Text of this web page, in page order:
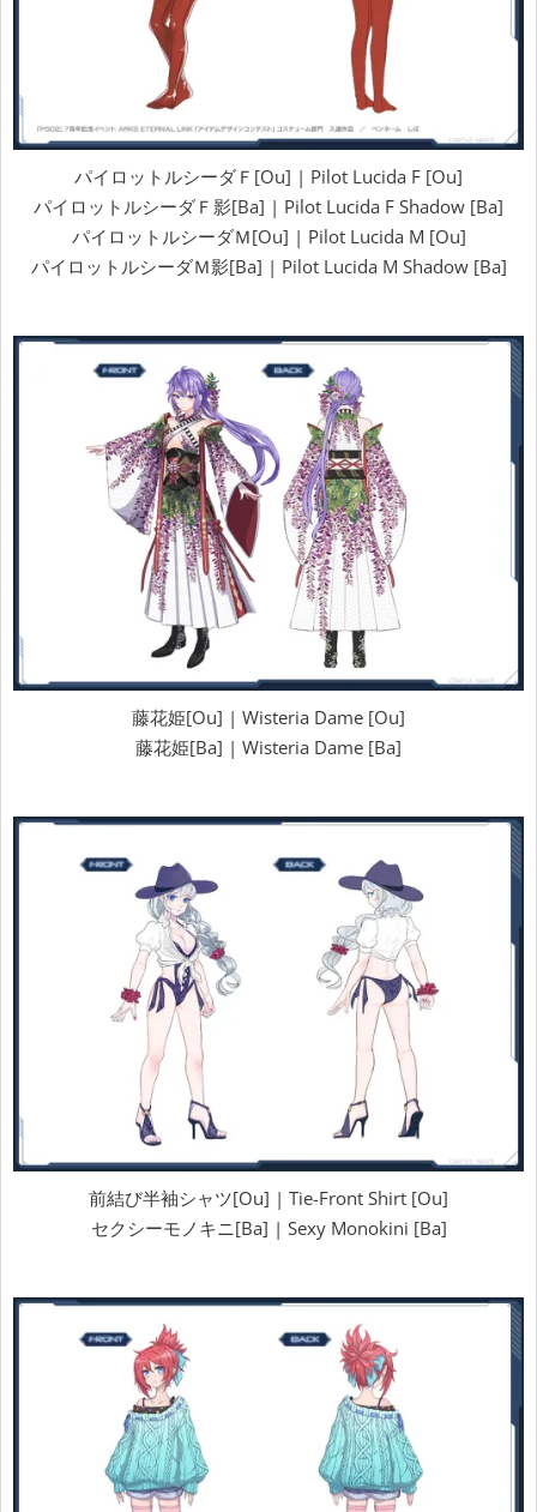
パイロットルシーダＦ[Ou] | Pilot Lucida F [Ou]
パイロットルシーダＦ影[Ba] | Pilot Lucida F Shadow [Ba]
パイロットルシーダＭ[Ou] | Pilot Lucida M [Ou]
パイロットルシーダＭ影[Ba] | Pilot Lucida M Shadow [Ba]
藤花姫[Ou] | Wisteria Dame [Ou]
藤花姫[Ba] | Wisteria Dame [Ba]
前結び半袖シャツ[Ou] | Tie-Front Shirt [Ou]
セクシーモノキニ[Ba] | Sexy Monokini [Ba]